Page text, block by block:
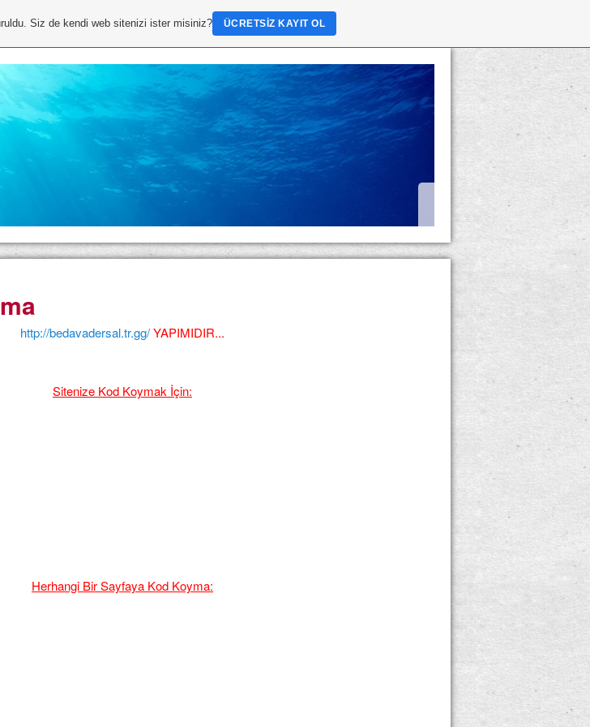
http://bedavadersal.tr.gg/YAPIMIDIR...
Sitenize Kod Koymak İçin:
Herhangi Bir Sayfaya Kod Koyma:
Siz de kendi web sitenizi ister misiniz? ÜCRETSIZ KAYIT OL